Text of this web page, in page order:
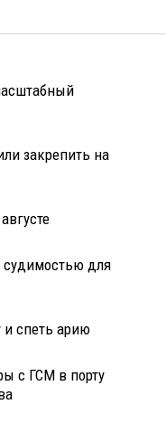
закрепить на
судимостью для
спеть арию
с ГСМ в порту